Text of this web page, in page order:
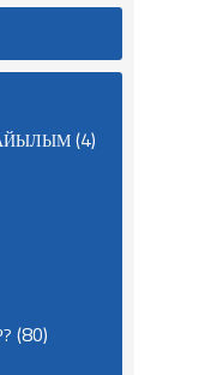
(4)
(80)